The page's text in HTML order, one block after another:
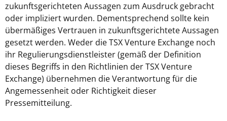
zukunftsgerichteten Aussagen zum Ausdruck gebracht
oder impliziert wurden. Dementsprechend sollte kein
übermäßiges Vertrauen in zukunftsgerichtete Aussagen
gesetzt werden. Weder die TSX Venture Exchange noch
ihr Regulierungsdienstleister (gemäß der Definition
dieses Begriffs in den Richtlinien der TSX Venture
Exchange) übernehmen die Verantwortung für die
Angemessenheit oder Richtigkeit dieser
Pressemitteilung.